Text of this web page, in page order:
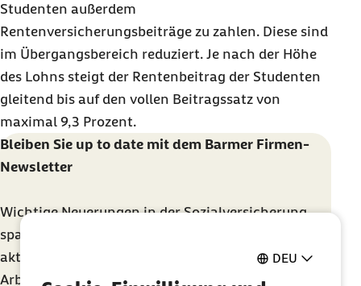
DEU
Studenten außerdem
Rentenversicherungsbeiträge zu zahlen. Diese sind
im Übergangsbereich reduziert. Je nach der Höhe
des Lohns steigt der Rentenbeitrag der Studenten
gleitend bis auf den vollen Beitragssatz von
maximal 9,3 Prozent.
Bleiben Sie up to date mit dem Barmer Firmen-
Newsletter
Wichtige Neuerungen in der Sozialversicherung,
spannende Entwicklungen in der Arbeitswelt,
aktuelle Fachseminare oder Tipps für die gesunde
Arbeit – mit dem kostenlosen Newsletter erhalten